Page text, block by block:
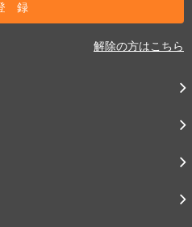
解除の方はこちら